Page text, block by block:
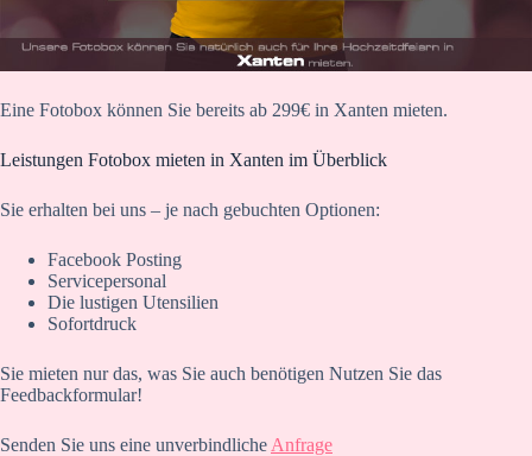
Eine Fotobox können Sie bereits ab 299€ in Xanten mieten.
Leistungen Fotobox mieten in Xanten im Überblick
Sie erhalten bei uns – je nach gebuchten Optionen:
Facebook Posting
Servicepersonal
Die lustigen Utensilien
Sofortdruck
Sie mieten nur das, was Sie auch benötigen Nutzen Sie das
Feedbackformular!
Senden Sie uns eine unverbindliche Anfrage